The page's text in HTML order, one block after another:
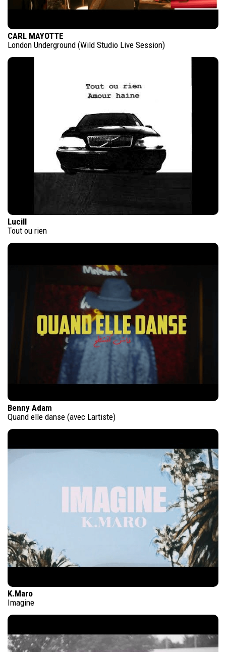
CARL MAYOTTE
London Underground (Wild Studio Live Session)
Lucill
Tout ou rien
Benny Adam
Quand elle danse (avec Lartiste)
K.Maro
Imagine